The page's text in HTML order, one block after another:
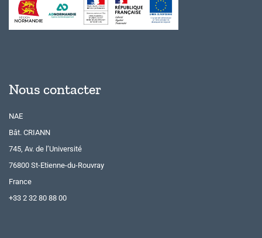
Nous contacter
NAE
Bât. CRIANN
745, Av. de l’Université
76800 St-Etienne-du-Rouvray
France
+33 2 32 80 88 00